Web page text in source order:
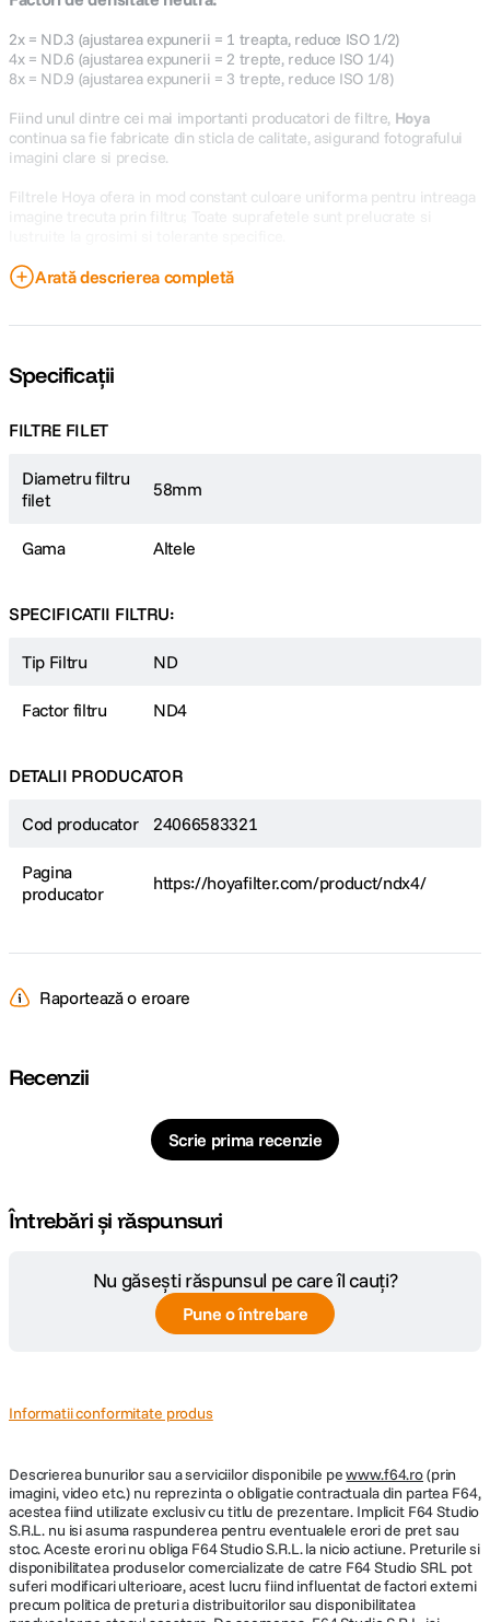
2x = ND.3 (ajustarea expunerii = 1 treapta, reduce ISO 1/2)
4x = ND.6 (ajustarea expunerii = 2 trepte, reduce ISO 1/4)
8x = ND.9 (ajustarea expunerii = 3 trepte, reduce ISO 1/8)
Fiind unul dintre cei mai importanti producatori de filtre, Hoya
continua sa fie fabricate din sticla de calitate, asigurand fotografului
imagini clare si precise.
Filtrele Hoya ofera in mod constant culoare uniforma pentru intreaga
-filtrul este tratat multi-strat
-diametru: 58mm
Arată descrierea completă
Specificații
FILTRE FILET
Diametru filtru
filet
58mm
Gama Altele
SPECIFICATII FILTRU:
Tip Filtru ND
Factor filtru ND4
DETALII PRODUCATOR
Cod producator 24066583321
Pagina
producator
https://hoyafilter.com/product/ndx4/
Raportează o eroare
Recenzii
Scrie prima recenzie
Întrebări și răspunsuri
Nu găsești răspunsul pe care îl cauți?
Pune o întrebare
Informatii conformitate produs
Descrierea bunurilor sau a serviciilor disponibile pewww.f64.ro(prin
imagini, video etc.) nu reprezinta o obligatie contractuala din partea F64,
acestea fiind utilizate exclusiv cu titlu de prezentare. Implicit F64 Studio
S.R.L. nu isi asuma raspunderea pentru eventualele erori de pret sau
stoc. Aceste erori nu obliga F64 Studio S.R.L. la nicio actiune. Preturile si
disponibilitatea produselor comercializate de catre F64 Studio SRL pot
suferi modificari ulterioare, acest lucru fiind influentat de factori externi
precum politica de preturi a distribuitorilor sau disponibilitatea